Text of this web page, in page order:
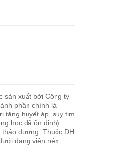
sản xuất bởi Công ty
phần chính là
tăng huyết áp, suy tim
học đã ổn định).
đường. Thuốc DH
dạng viên nén.